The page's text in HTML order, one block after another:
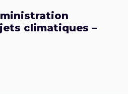
climatiques –